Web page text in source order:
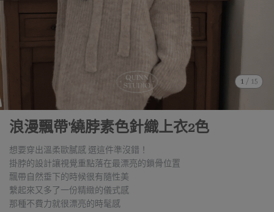
1 / 15
浪漫飄帶'繞脖素色針織上衣2色
想要穿出溫柔歐膩感 選這件準沒錯！
掛脖的設計讓視覺重點落在最漂亮的鎖骨位置
飄帶自然垂下的時候很有隨性美
繫起來又多了一份精緻的儀式感
那種不費力就很漂亮的時髦感